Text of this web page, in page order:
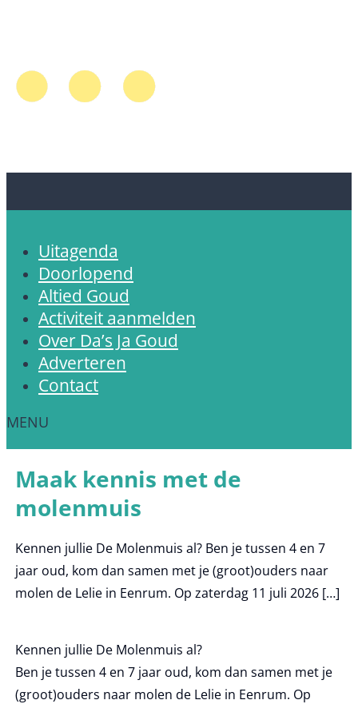
Uitagenda
Doorlopend
Altied Goud
Activiteit aanmelden
Over Da’s Ja Goud
Adverteren
Contact
Maak kennis met de
molenmuis
Kennen jullie De Molenmuis al? Ben je tussen 4 en 7
jaar oud, kom dan samen met je (groot)ouders naar
molen de Lelie in Eenrum. Op zaterdag 11 juli 2026 […]
Kennen jullie De Molenmuis al?
Ben je tussen 4 en 7 jaar oud, kom dan samen met je
(groot)ouders naar molen de Lelie in Eenrum. Op